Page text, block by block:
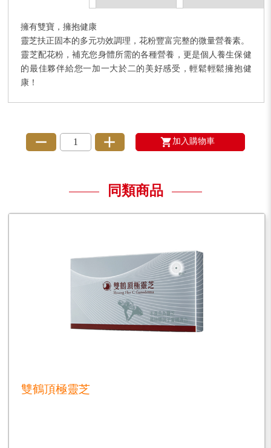
擁有雙寶，擁抱健康
靈芝扶正固本的多元功效調理，花粉豐富完整的微量營養素。
靈芝配花粉，補充您身體所需的各種營養，更是個人養生保健
的最佳夥伴給您一加一大於二的美好感受，輕鬆輕鬆擁抱健
康！
加入購物車
同類商品
雙鶴頂極靈芝